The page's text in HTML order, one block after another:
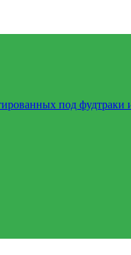
под фудтраки